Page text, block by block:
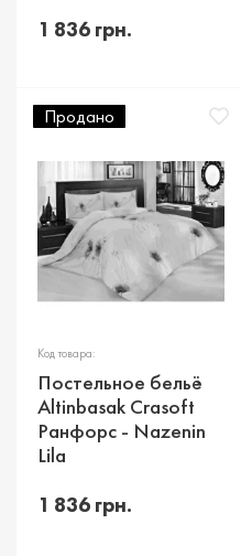
1 836 грн.
Продано
Код товара:
Постельное бельё
Altinbasak Crasoft
Ранфорс - Nazenin
Lila
1 836 грн.